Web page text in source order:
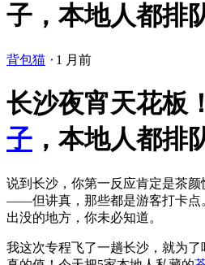
子，本地人都排
背包猫 ⋅ 1 月前
长沙夜宵天花板
子 ，本地人都排
说到长沙，你第一反应肯定是茶
——但讲真，那些都是游客打卡点
出没的地方，你未必知道。
我这次专程飞了一趟长沙，就为了